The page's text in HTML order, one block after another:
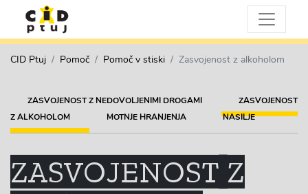
CID Ptuj Pomoč Pomoč v stiski Zasvojenost z alkoholom
ZASVOJENOST Z NEDOVOLJENIMI DROGAMI
ZASVOJENOST
Z ALKOHOLOM
MOTNJE HRANJENJA NASILJE
ZASVOJENOST Z